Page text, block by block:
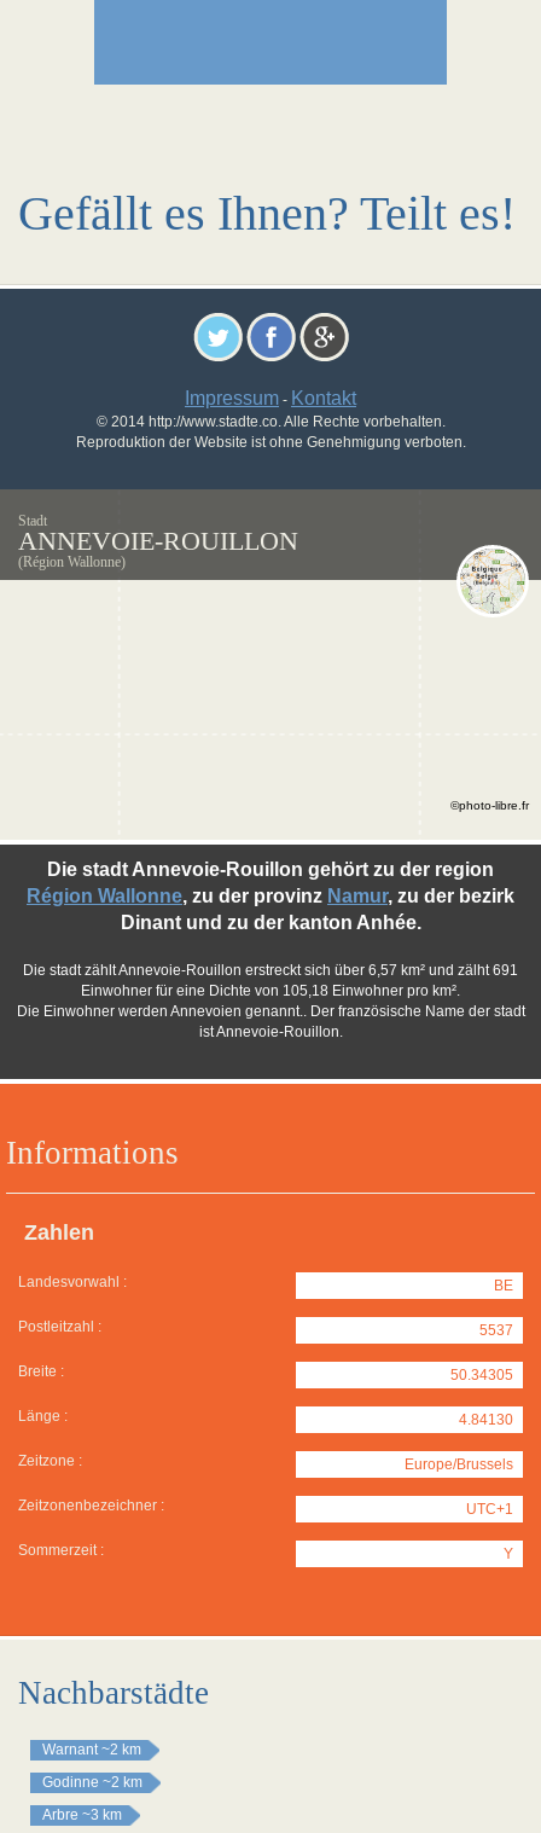
Gefällt es Ihnen? Teilt es!
Impressum - Kontakt
© 2014 http://www.stadte.co. Alle Rechte vorbehalten.
Reproduktion der Website ist ohne Genehmigung verboten.
Stadt
ANNEVOIE-ROUILLON
(Région Wallonne)
Informations
Zahlen
Landesvorwahl : BE
Postleitzahl : 5537
Breite : 50.34305
Länge : 4.84130
Zeitzone : Europe/Brussels
Zeitzonenbezeichner : UTC+1
Sommerzeit : Y
Die stadt Annevoie-Rouillon gehört zu der region
Région Wallonne, zu der provinz Namur, zu der bezirk
Dinant und zu der kanton Anhée.
Die stadt zählt Annevoie-Rouillon erstreckt sich über 6,57 km² und zälht 691
Einwohner für eine Dichte von 105,18 Einwohner pro km².
Die Einwohner werden Annevoien genannt.. Der französische Name der stadt
ist Annevoie-Rouillon.
©photo-libre.fr
Nachbarstädte
Warnant ~2 km
Godinne ~2 km
Arbre ~3 km